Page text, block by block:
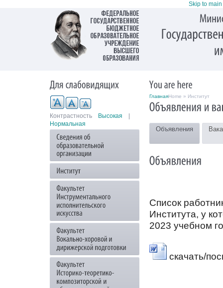
Skip to
Контрастность Высокая
Нормальная
ГлавнаяHome » Институт
Объявления
Список
Института, у
2023 учебном
скачать/